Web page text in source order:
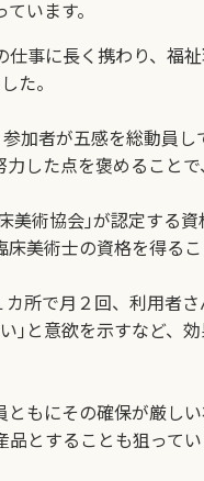
います。
事に長く携わり、福
た。
加者が五感を総動員
した点を褒めること
術協会｣が認定する
美術士の資格を得るこ
所で月２回、利用者
｣と意欲を示すなど、
もにその確保が厳し
とすることも狙って